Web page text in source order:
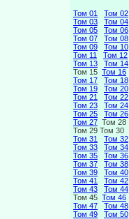
Том 01
Том 02
Том 03
Том 04
Том 05
Том 06
Том 07
Том 08
Том 09
Том 10
Том 11
Том 12
Том 13
Том 14
Том 15 Том 16
Том 17
Том 18
Том 19
Том 20
Том 21
Том 22
Том 23
Том 24
Том 25
Том 26
Том 27 Том 28
Том 29 Том 30
Том 31
Том 32
Том 33
Том 34
Том 35
Том 36
Том 37
Том 38
Том 39
Том 40
Том 41
Том 42
Том 43
Том 44
Том 45 Том 46
Том 47
Том 48
Том 49
Том 50